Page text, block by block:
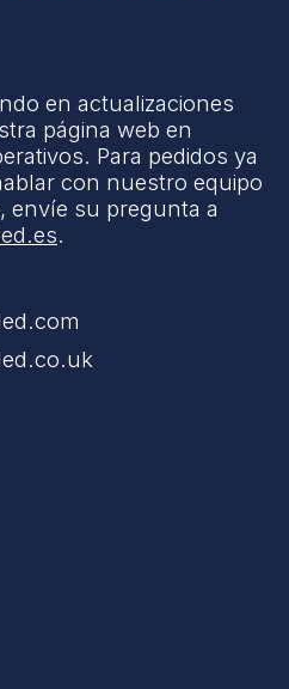
en actualizaciones
página web en
Para pedidos ya
con nuestro equipo
envíe su pregunta a
.